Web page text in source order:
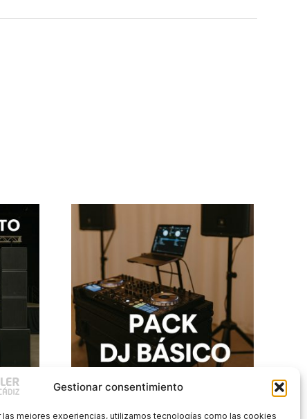
Gestionar consentimiento
las mejores experiencias, utilizamos tecnologías como las cookies
Pack DJ Básico